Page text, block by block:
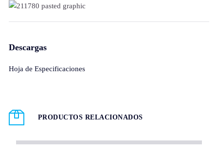
Descargas
Hoja de Especificaciones
PRODUCTOS RELACIONADOS